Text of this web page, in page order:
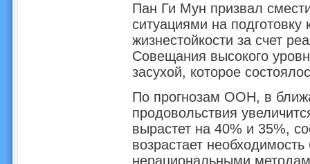
Пан Ги Мун призвал
ситуациями на
жизнестойкости за счет
Совещания высокого
засухой, которое
По прогнозам ООН, в
продовольствия
вырастет на 40% и 35%,
возрастает
нерациональными